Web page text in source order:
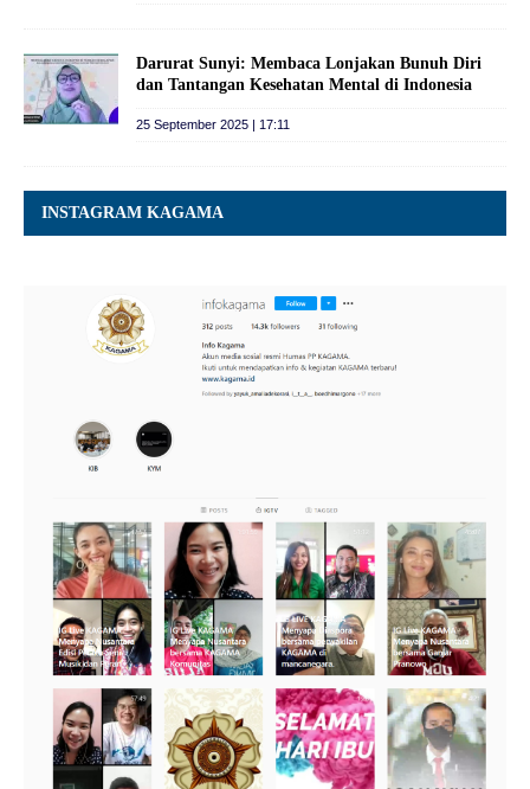
Darurat Sunyi: Membaca Lonjakan Bunuh Diri
dan Tantangan Kesehatan Mental di Indonesia
25 September 2025 | 17:11
INSTAGRAM KAGAMA